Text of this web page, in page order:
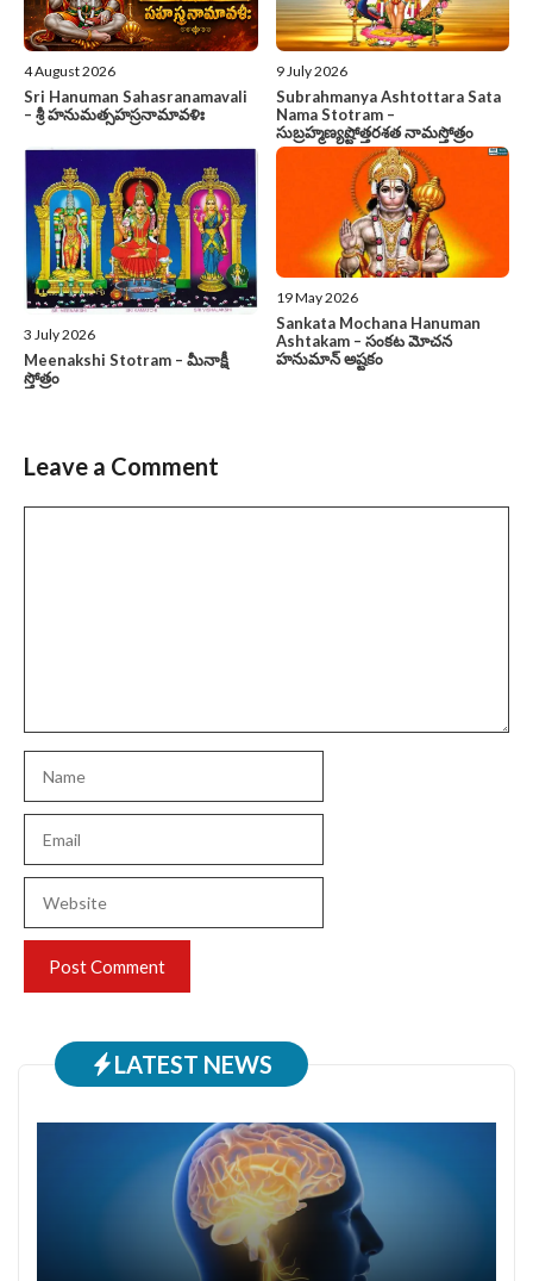
4 August 2026
Sri Hanuman Sahasranamavali
– శ్రీ హనుమత్సహస్రనామావళిః
9 July 2026
Subrahmanya Ashtottara Sata
Nama Stotram –
సుబ్రహ్మణ్యష్టోత్తరశత నామస్తోత్రం
3 July 2026
Meenakshi Stotram – మీనాక్షీ
స్తోత్రం
19 May 2026
Sankata Mochana Hanuman
Ashtakam – సంకట మోచన
హనుమాన్ అష్టకం
Leave a Comment
LATEST NEWS